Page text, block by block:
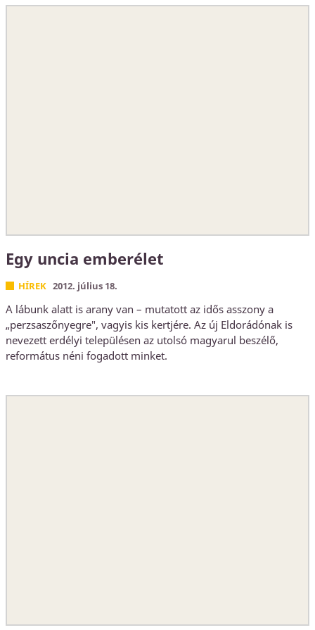
Egy uncia emberélet
HÍREK 2012. július 18.
A lábunk alatt is arany van – mutatott az idős asszony a
„perzsaszőnyegre", vagyis kis kertjére. Az új Eldorádónak is
nevezett erdélyi településen az utolsó magyarul beszélő,
református néni fogadott minket.